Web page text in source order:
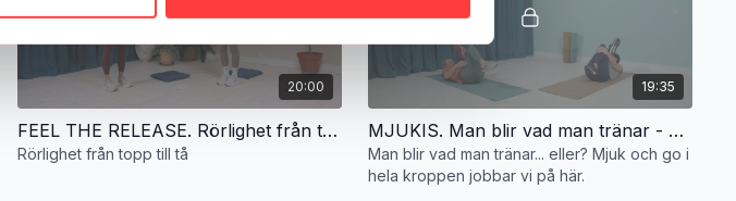
20:00
FEEL THE RELEASE. Rörlighet från topp till tå
Rörlighet från topp till tå
19:35
MJUKIS. Man blir vad man tränar - mjuk och go i hela kroppen!
Man blir vad man tränar... eller? Mjuk och go i
hela kroppen jobbar vi på här.